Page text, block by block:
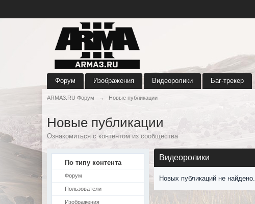
Форум Изображения Видеоролики Баг-трекер
ARMA3.RU Форум → Новые публикации
Новые публикации
Ознакомиться с контентом из сообщества
По типу контента
Форум
Пользователи
Изображения
Видеоролики
Новых публикаций не найдено.